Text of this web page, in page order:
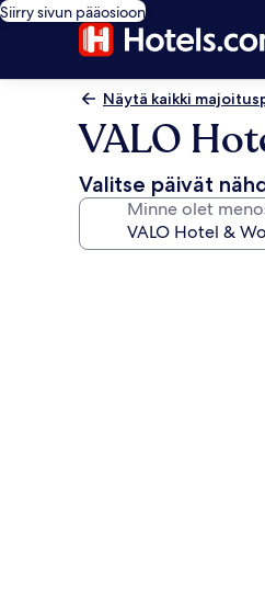
Siirry sivun pääosioon
Näytä kaikki
VALO
Valitse päivät
Minne olet